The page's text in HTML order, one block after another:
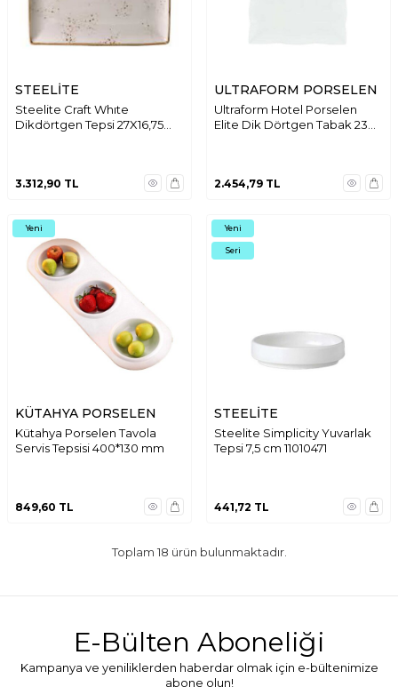
STEELİTE
Steelite Craft Whıte
Dikdörtgen Tepsi 27X16,75
3.312,90 TL
ULTRAFORM PORSELEN
Ultraform Hotel Porselen
Elite Dik Dörtgen Tabak 23
2.454,79 TL
Yeni
KÜTAHYA PORSELEN
Kütahya Porselen Tavola
Servis Tepsisi 400*130 mm
849,60 TL
Yeni
Seri
STEELİTE
Steelite Simplicity Yuvarlak
Tepsi 7,5 cm 11010471
441,72 TL
Toplam 18 ürün bulunmaktadır.
E-Bülten Aboneliği
Kampanya ve yeniliklerden haberdar olmak için e-bültenimize
abone olun!